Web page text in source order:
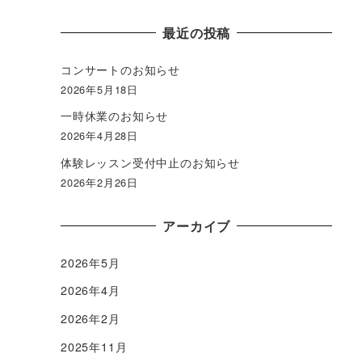
最近の投稿
コンサートのお知らせ
2026年5月18日
一時休業のお知らせ
2026年4月28日
体験レッスン受付中止のお知らせ
2026年2月26日
アーカイブ
2026年5月
2026年4月
2026年2月
2025年11月